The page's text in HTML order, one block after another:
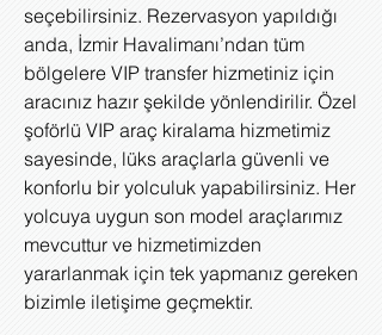
seçebilirsiniz. Rezervasyon yapıldığı
anda, İzmir Havalimanı’ndan tüm
bölgelere VIP transfer hizmetiniz için
aracınız hazır şekilde yönlendirilir. Özel
şoförlü VIP araç kiralama hizmetimiz
sayesinde, lüks araçlarla güvenli ve
konforlu bir yolculuk yapabilirsiniz. Her
yolcuya uygun son model araçlarımız
mevcuttur ve hizmetimizden
yararlanmak için tek yapmanız gereken
bizimle iletişime geçmektir.